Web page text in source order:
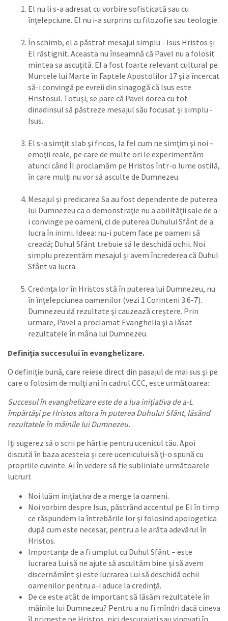
El nu li s-a adresat cu vorbire sofisticată sau cu
înţelepciune. El nu i-a surprins cu filozofie sau teologie.
În schimb, el a păstrat mesajul simplu - Isus Hristos şi
El răstignit. Aceasta nu înseamnă că Pavel nu a folosit
mintea sa ascuţită. El a fost foarte relevant cultural pe
Muntele lui Marte în Faptele Apostolilor 17 şi a încercat
să-i convingă pe evreii din sinagogă că Isus este
Hristosul. Totuşi, se pare că Pavel dorea cu tot
dinadinsul să păstreze mesajul său focusat şi simplu -
Isus.
El s-a simţit slab şi fricos, la fel cum ne simţim şi noi –
emoţii reale, pe care de multe ori le experimentăm
atunci când Îl proclamăm pe Hristos într-o lume ostilă,
în care mulţi nu vor să asculte de Dumnezeu.
Mesajul şi predicarea Sa au fost dependente de puterea
lui Dumnezeu ca o demonstraţie nu a abilităţii sale de a-
i convinge pe oameni, ci de puterea Duhului Sfânt de a
lucra în inimi. Ideea: nu-i putem face pe oameni să
creadă; Duhul Sfânt trebuie să le deschidă ochii. Noi
simplu prezentăm mesajul şi avem încrederea că Duhul
Sfânt va lucra.
Credinţa lor în Hristos stă în puterea lui Dumnezeu, nu
în înţelepciunea oamenilor (vezi 1 Corinteni 3:6-7).
Dumnezeu dă rezultate şi cauzează creştere. Prin
urmare, Pavel a proclamat Evanghelia şi a lăsat
rezultatele în mâna lui Dumnezeu.
Definiţia succesului în evanghelizare.
O definiţie bună, care reiese direct din pasajul de mai sus şi pe
care o folosim de mulţi ani în cadrul CCC, este următoarea:
Succesul în evanghelizare este de a lua iniţiativa de a-L
împărtăşi pe Hristos altora în puterea Duhului Sfânt, lăsând
rezultatele în mâinile lui Dumnezeu.
Iţi sugerez să o scrii pe hârtie pentru ucenicul tău. Apoi
discută în baza acesteia şi cere ucenicului să ţi-o spună cu
propriile cuvinte. Ai în vedere să fie subliniate următoarele
lucruri:
Noi luăm iniţiativa de a merge la oameni.
Noi vorbim despre Isus, păstrând accentul pe El în timp
ce răspundem la întrebările lor şi folosind apologetica
după cum este necesar, pentru a le arăta adevărul în
Hristos.
Importanţa de a fi umplut cu Duhul Sfânt – este
lucrarea Lui să ne ajute să ascultăm bine şi să avem
discernămînt şi este lucrarea Lui să deschidă ochii
oamenilor pentru a-i aduce la credinţă.
De ce este atât de important să lăsăm rezultatele în
mâinile lui Dumnezeu? Pentru a nu fi mîndri dacă cineva
îl primeşte pe Hristos, nici descurajaţi sau vinovaţi în